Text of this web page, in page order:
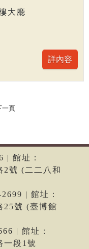
大廳
一頁
| 館址：
2號 (二二八和
| 館址：
25號 (臺博館
| 館址：
一段1號